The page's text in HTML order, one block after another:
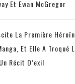
Et Ewan McGregor
La Première
Et Elle A Troqué
Récit D’exil